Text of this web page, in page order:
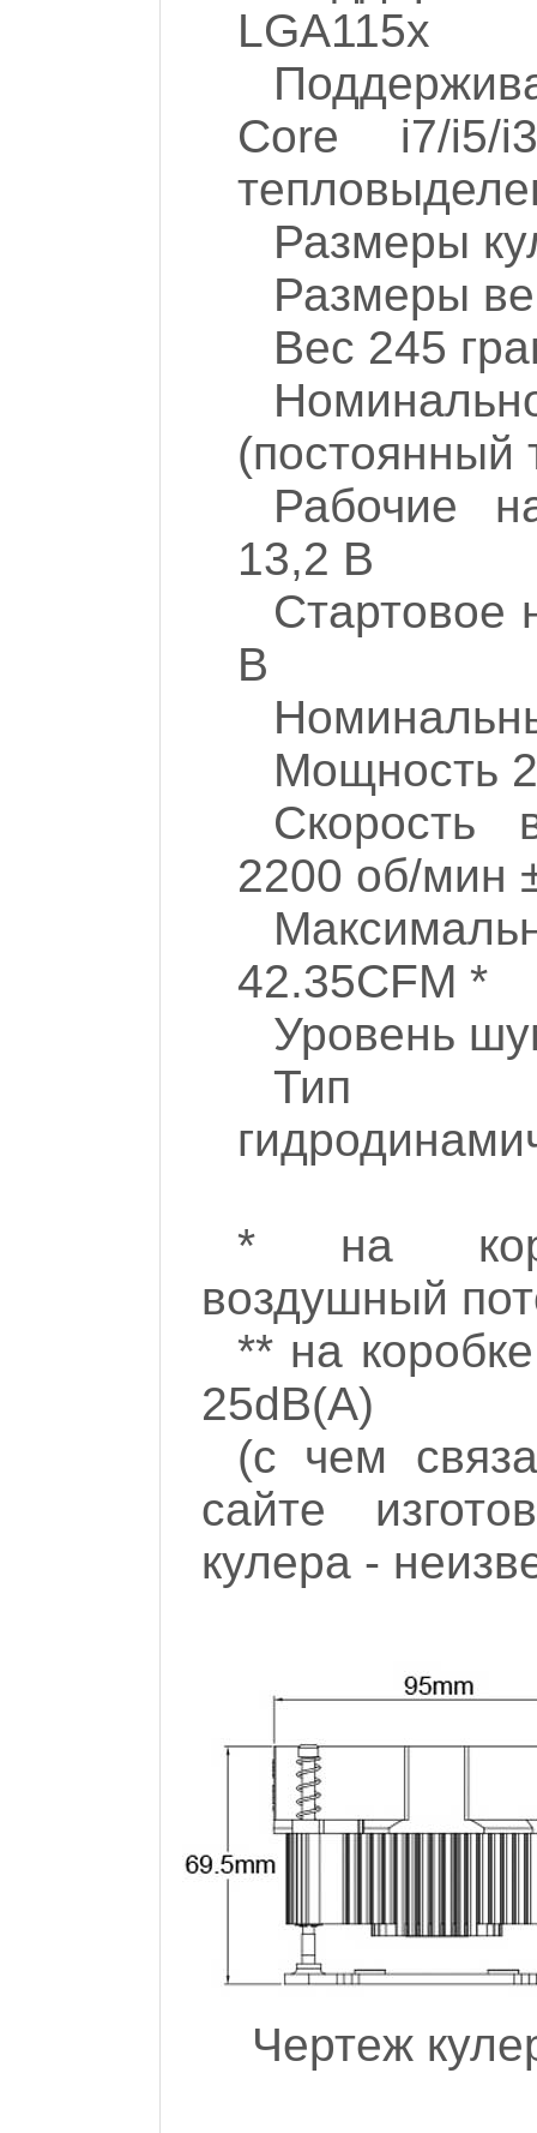
LGA115x
Core i7/i5/
Размеры
Размеры
Вес 245
(постоянный
Рабочие
13,2 В
Стартовое
В
Мощность
Скорость
2200 об/мин
42.35CFM *
Уровень
Тип
* на
воздушный
** на
25dB(A)
(с чем
сайте
кулера -
Чертеж